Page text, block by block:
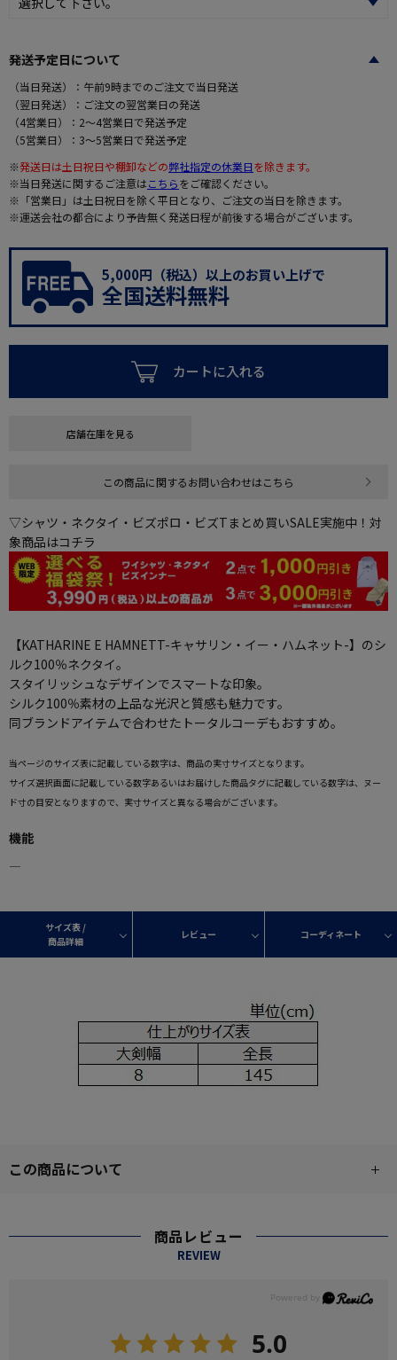
発送予定日について
（当日発送）：午前9時までのご注文で当日発送
（翌日発送）：ご注文の翌営業日の発送
（4営業日）：2～4営業日で発送予定
（5営業日）：3～5営業日で発送予定
※発送日は土日祝日や棚卸などの弊社指定の休業日を除きます。
※当日発送に関するご注意はこちらをご確認ください。
※「営業日」は土日祝日を除く平日となり、ご注文の当日を除きます。
※運送会社の都合により予告無く発送日程が前後する場合がございます。
5,000円（税込）以上のお買い上げで
全国送料無料
カートに入れる
店舗在庫を見る
この商品に関するお問い合わせはこちら
▽シャツ・ネクタイ・ビズポロ・ビズTまとめ買いSALE実施中！対
象商品はコチラ
【KATHARINE E HAMNETT-キャサリン・イー・ハムネット-】のシ
ルク100％ネクタイ。
スタイリッシュなデザインでスマートな印象。
シルク100％素材の上品な光沢と質感も魅力です。
同ブランドアイテムで合わせたトータルコーデもおすすめ。
当ページのサイズ表に記載している数字は、商品の実寸サイズとなります。
サイズ選択画面に記載している数字あるいはお届けした商品タグに記載している数字は、ヌー
ド寸の目安となりますので、実寸サイズと異なる場合がございます。
機能
―
サイズ表 /
商品詳細
レビュー コーディネート
この商品について
商品レビュー
REVIEW
5.0